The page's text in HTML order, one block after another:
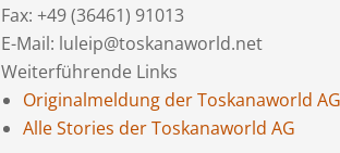
Fax: +49 (36461) 91013
E-Mail: luleip@toskanaworld.net
Weiterführende Links
Originalmeldung der Toskanaworld AG
Alle Stories der Toskanaworld AG